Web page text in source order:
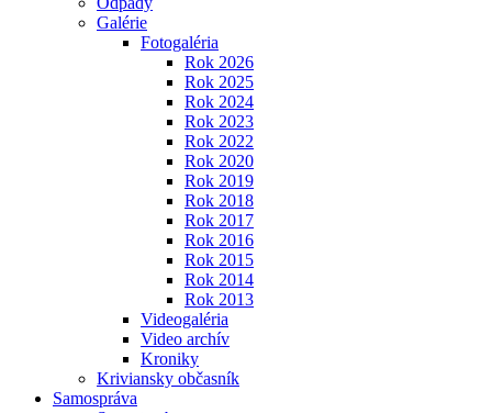
Galérie
Fotogaléria
Rok 2026
Rok 2025
Rok 2024
Rok 2023
Rok 2022
Rok 2020
Rok 2019
Rok 2018
Rok 2017
Rok 2016
Rok 2015
Rok 2014
Rok 2013
Videogaléria
Video archív
Kroniky
Kriviansky občasník
Samospráva